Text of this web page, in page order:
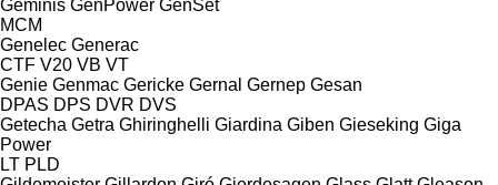
Geminis GenPower GenSet
MCM
Genelec Generac
CTF V20 VB VT
Genie Genmac Gericke Gernal Gernep Gesan
DPAS DPS DVR DVS
Getecha Getra Ghiringhelli Giardina Giben Gieseking Giga
Power
LT PLD